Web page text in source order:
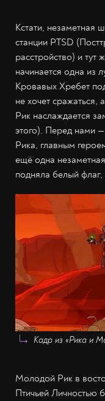
Кстати, незаметная
станции PTSD
расстройство) и
начинается одна из
Кровавых Хребет
не хочет сражаться,
Рик наслаждается
этого). Перед нами
Рика, главным
ещё одна
подняла белый
Кадр из «Рика и
Молодой Рик в
Птичьей Личностью